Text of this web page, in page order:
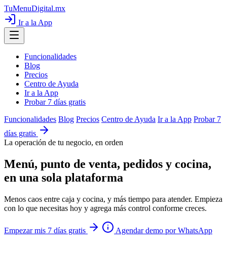
TuMenuDigital.mx
Ir a la App
Funcionalidades
Blog
Precios
Centro de Ayuda
Ir a la App
Probar 7 días gratis
Funcionalidades Blog Precios Centro de Ayuda Ir a la App Probar 7
días gratis
La operación de tu negocio, en orden
Menú, punto de venta, pedidos y cocina,
en una sola plataforma
Menos caos entre caja y cocina, y más tiempo para atender. Empieza
con lo que necesitas hoy y agrega más control conforme creces.
Empezar mis 7 días gratis Agendar demo por WhatsApp